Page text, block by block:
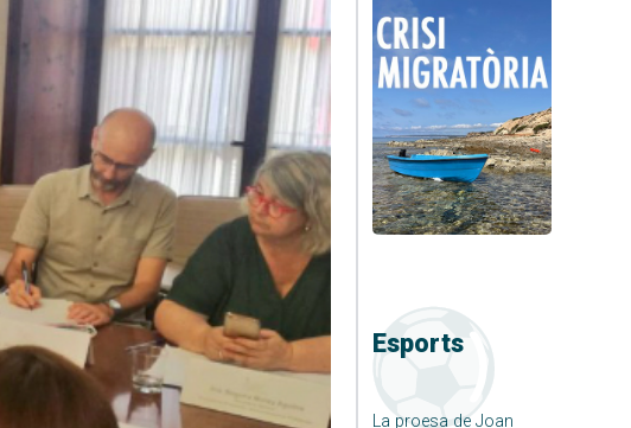
Esports
La proesa de Joan